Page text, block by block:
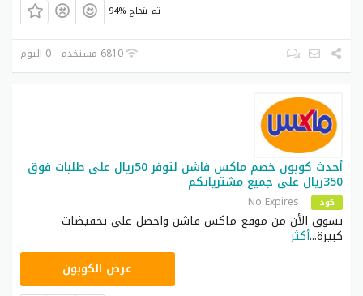
94% تم بنجاح
6810 مستخدم - 0 اليوم
أحدث كوبون خصم ماكس فاشن لتوفر 50ريال على طلبات فوق
350ريال على جميع مشترياتكم
كود No Expires
تسوق الأن من موقع ماكس فاشن واحصل على تخفيضات
كبيرة...أكثر
عرض الكوبون